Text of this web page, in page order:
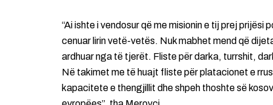
“Ai ishte i vendosur që me misionin e tij prej
cenuar lirin vetë-vetës. Nuk mabhet mend që
ardhuar nga të tjerët. Fliste për darka, turrshit,
Në takimet me të huajt fliste për platacionet e
kapacitete e thengjillit dhe shpeh thoshte së